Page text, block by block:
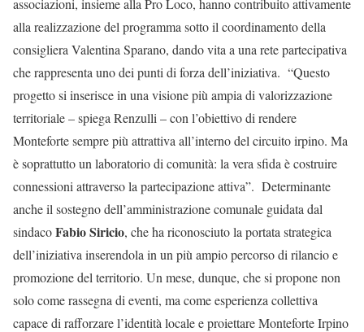
associazioni, insieme alla Pro Loco, hanno contribuito attivamente
alla realizzazione del programma sotto il coordinamento della
consigliera Valentina Sparano, dando vita a una rete partecipativa
che rappresenta uno dei punti di forza dell’iniziativa. “Questo
progetto si inserisce in una visione più ampia di valorizzazione
territoriale – spiega Renzulli – con l’obiettivo di rendere
Monteforte sempre più attrattiva all’interno del circuito irpino. Ma
è soprattutto un laboratorio di comunità: la vera sfida è costruire
connessioni attraverso la partecipazione attiva”. Determinante
anche il sostegno dell’amministrazione comunale guidata dal
sindacoFabio Siricio, che ha riconosciuto la portata strategica
dell’iniziativa inserendola in un più ampio percorso di rilancio e
promozione del territorio. Un mese, dunque, che si propone non
solo come rassegna di eventi, ma come esperienza collettiva
capace di rafforzare l’identità locale e proiettare Monteforte Irpino